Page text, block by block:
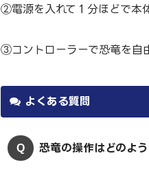
②電源を入れて１分ほどで本
③コントローラーで恐竜を自
よくある質問
恐竜の操作はどのよ